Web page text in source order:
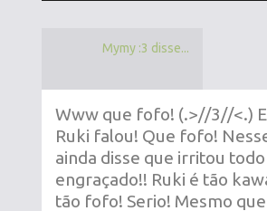
Mymy :3 disse...
Www que fofo! (.>//3//<.)
Ruki falou! Que fofo!
ainda disse que irritou
engraçado!! Ruki é tão
tão fofo! Serio! Mesmo